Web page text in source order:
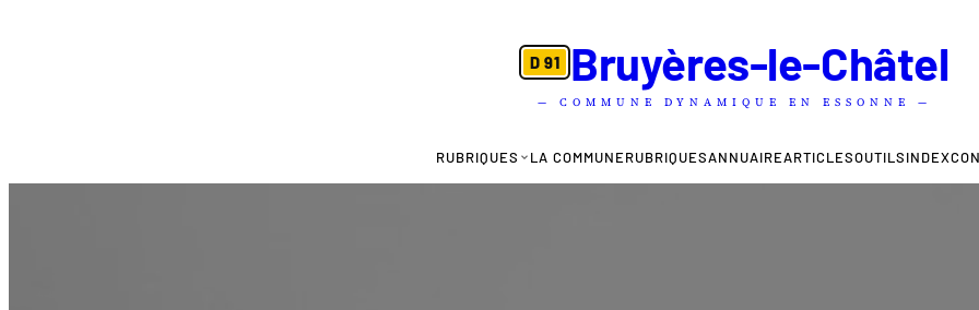
D 91 Bruyères-le-Châtel
— COMMUNE DYNAMIQUE EN ESSONNE —
RUBRIQUES LA COMMUNERUBRIQUESANNUAIREARTICLESOUTILSINDEX